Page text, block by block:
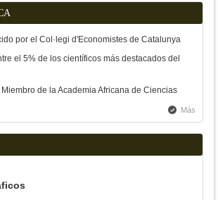
por el Col·legi d'Economistes de Catalunya
el 5% de los científicos más destacados del
de la Academia Africana de Ciencias
Más